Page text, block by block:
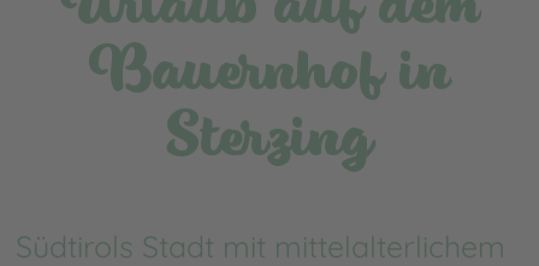
Bauernhof in
Sterzing
Südtirols Stadt mit mittelalterlichem